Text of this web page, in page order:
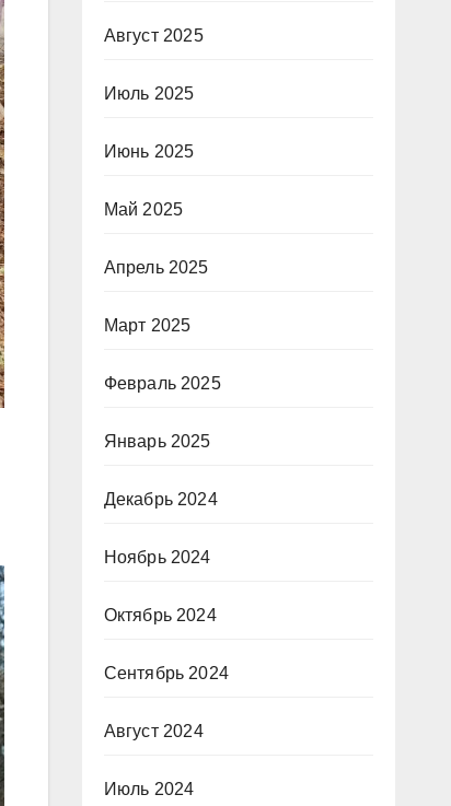
Август 2025
Июль 2025
Июнь 2025
Май 2025
Апрель 2025
Март 2025
Февраль 2025
Январь 2025
Декабрь 2024
Ноябрь 2024
Октябрь 2024
Сентябрь 2024
Август 2024
Июль 2024